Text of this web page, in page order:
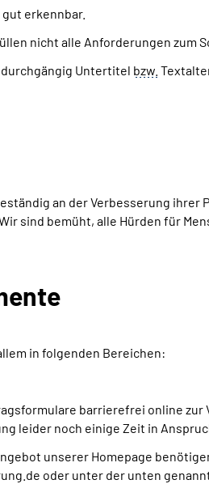
erkennbar.
nicht alle Anforderungen zum
Untertitel bzw.
an der Verbesserung
sind bemüht, alle Hürden für
in folgenden Bereichen:
barrierefrei online
leider noch einige Zeit in
unserer Homepage
oder unter der unten